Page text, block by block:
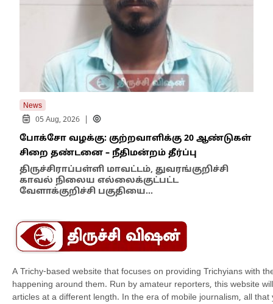
News
05 Aug, 2026
போக்சோ வழக்கு: குற்றவாளிக்கு 20 ஆண்டுகள்
சிறை தண்டனை – நீதிமன்றம் தீர்ப்பு
திருச்சிராப்பள்ளி மாவட்டம், துவரங்குறிச்சி
காவல் நிலைய எல்லைக்குட்பட்ட
வேளாக்குறிச்சி பகுதியை…
A Trichy-based website that focuses on providing Trichyians with
happening around them. Run by amateur reporters, this website
articles at a different length. In the era of mobile journalism, all that